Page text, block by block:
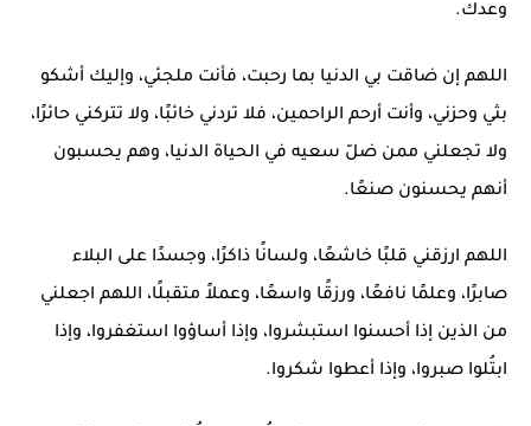
وعدك.
اللهم إن ضاقت بي الدنيا بما رحبت، فأنت ملجئي، وإليك أشكو
بثي وحزني، وأنت أرحم الراحمين، فلا تردني خائبًا، ولا تتركني حائرًا،
ولا تجعلني ممن ضلّ سعيه في الحياة الدنيا، وهم يحسبون
أنهم يحسنون صنعًا.
اللهم ارزقني قلبًا خاشعًا، ولسانًا ذاكرًا، وجسدًا على البلاء
صابرًا، وعلمًا نافعًا، ورزقًا واسعًا، وعملاً متقبلًا، اللهم اجعلني
من الذين إذا أحسنوا استبشروا، وإذا أساؤوا استغفروا، وإذا
ابتُلوا صبروا، وإذا أعطوا شكروا.